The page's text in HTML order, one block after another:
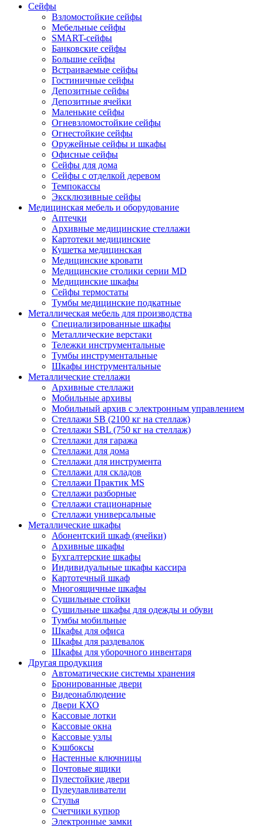
Сейфы
Взломостойкие сейфы
Мебельные сейфы
SMART-сейфы
Банковские сейфы
Большие сейфы
Встраиваемые сейфы
Гостиничные сейфы
Депозитные сейфы
Депозитные ячейки
Маленькие сейфы
Огневзломостойкие сейфы
Огнестойкие сейфы
Оружейные сейфы и шкафы
Офисные сейфы
Сейфы для дома
Сейфы с отделкой деревом
Темпокассы
Эксклюзивные сейфы
Медицинская мебель и оборудование
Аптечки
Архивные медицинские стеллажи
Картотеки медицинские
Кушетка медицинская
Медицинские кровати
Медицинские столики серии MD
Медицинские шкафы
Сейфы термостаты
Тумбы медицинские подкатные
Металлическая мебель для производства
Cпециализированные шкафы
Металлические верстаки
Тележки инструментальные
Тумбы инструментальные
Шкафы инструментальные
Металлические стеллажи
Архивные стеллажи
Мобильные архивы
Мобильный архив с электронным управлением
Стеллажи SB (2100 кг на стеллаж)
Стеллажи SBL (750 кг на стеллаж)
Стеллажи для гаража
Стеллажи для дома
Стеллажи для инструмента
Стеллажи для складов
Стеллажи Практик MS
Стеллажи разборные
Стеллажи стационарные
Стеллажи универсальные
Металлические шкафы
Абонентский шкаф (ячейки)
Архивные шкафы
Бухгалтерские шкафы
Индивидуальные шкафы кассира
Картотечный шкаф
Многоящичные шкафы
Сушильные стойки
Сушильные шкафы для одежды и обуви
Тумбы мобильные
Шкафы для офиса
Шкафы для раздевалок
Шкафы для уборочного инвентаря
Другая продукция
Автоматические системы хранения
Бронированные двери
Видеонаблюдение
Двери КХО
Кассовые лотки
Кассовые окна
Кассовые узлы
Кэшбоксы
Настенные ключницы
Почтовые ящики
Пулестойкие двери
Пулеулавливатели
Стулья
Счетчики купюр
Электронные замки